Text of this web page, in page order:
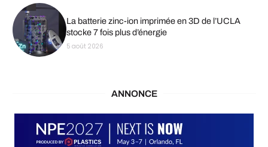
La batterie zinc-ion imprimée en 3D de l’UCLA
stocke 7 fois plus d’énergie
5 août 2026
ANNONCE